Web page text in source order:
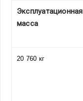
Эксплуатационная
масса
20 760 кг